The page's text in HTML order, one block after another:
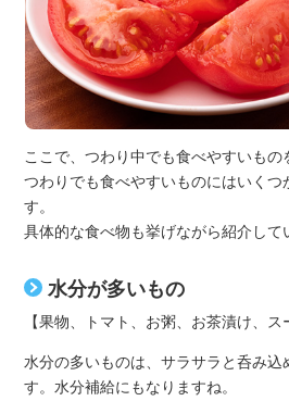
ここで、つわり中でも食べやすいもの
つわりでも食べやすいものにはいくつ
す。
具体的な食べ物も挙げながら紹介して
水分が多いもの
【果物、トマト、お粥、お茶漬け、ス
水分の多いものは、サラサラと呑み込
す。水分補給にもなりますね。